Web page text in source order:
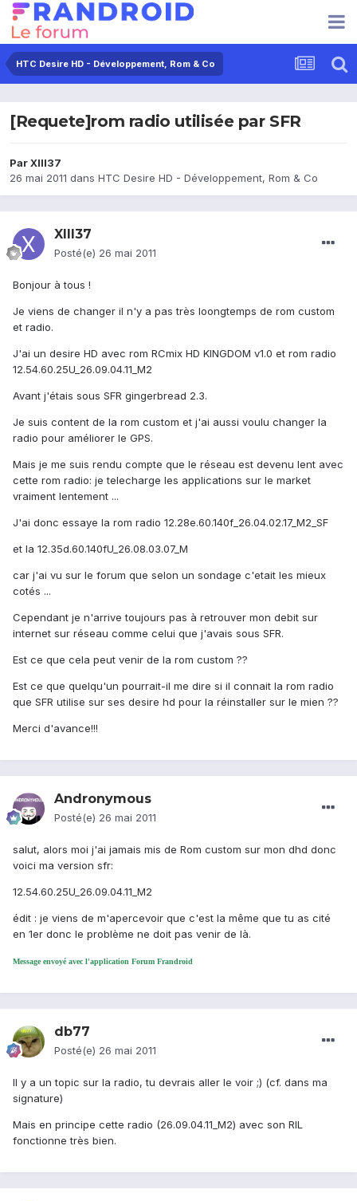
HTC Desire HD - Développement, Rom & Co
[Requete]rom radio utilisée par SFR
ParXIII37
26 mai 2011 dans HTC Desire HD - Développement, Rom & Co
XIII37
Posté(e) 26 mai 2011
Bonjour à tous !
Je viens de changer il n'y a pas très loongtemps de rom custom
et radio.
J'ai un desire HD avec rom RCmix HD KINGDOM v1.0 et rom radio
12.54.60.25U_26.09.04.11_M2
Avant j'étais sous SFR gingerbread 2.3.
Je suis content de la rom custom et j'ai aussi voulu changer la
radio pour améliorer le GPS.
Mais je me suis rendu compte que le réseau est devenu lent avec
cette rom radio: je telecharge les applications sur le market
vraiment lentement ...
J'ai donc essaye la rom radio 12.28e.60.140f_26.04.02.17_M2_SF
et la 12.35d.60.140fU_26.08.03.07_M
car j'ai vu sur le forum que selon un sondage c'etait les mieux
cotés ...
Cependant je n'arrive toujours pas à retrouver mon debit sur
internet sur réseau comme celui que j'avais sous SFR.
Est ce que cela peut venir de la rom custom ??
Est ce que quelqu'un pourrait-il me dire si il connait la rom radio
que SFR utilise sur ses desire hd pour la réinstaller sur le mien ??
Merci d'avance!!!
Andronymous
Posté(e) 26 mai 2011
salut, alors moi j'ai jamais mis de Rom custom sur mon dhd donc
voici ma version sfr:
12.54.60.25U_26.09.04.11_M2
édit : je viens de m'apercevoir que c'est la même que tu as cité
en 1er donc le problème ne doit pas venir de là.
Message envoyé avec l'application Forum Frandroid
db77
Posté(e) 26 mai 2011
Il y a un topic sur la radio, tu devrais aller le voir ;) (cf. dans ma
signature)
Mais en principe cette radio (26.09.04.11_M2) avec son RIL
fonctionne très bien.